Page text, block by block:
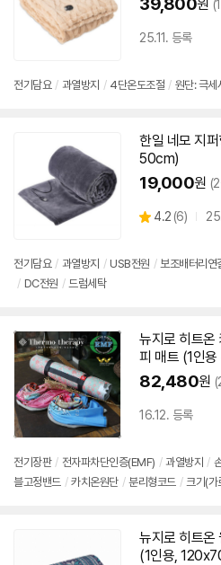
원
25.11. 등록
전기 담요 / 과열방지 / 4단온도조절 / 원단: 극세
한일 네모 지퍼
50cm)
19,000원
별
4.2 (상
6)
전기 담요 / 과열방지 / USB전원 / 보조배터리연
/ DC전원 / 드럼세탁
뉴지로 히트온
피 매트 (1인용
82,480원
16.12. 등록
전기 장판 / 전자파차단인증(EMF) / 과열방지 /
블고정밴드 / 카치온원단 / 분리형코드 / 크기(
뉴지로 히트온
(1인용,